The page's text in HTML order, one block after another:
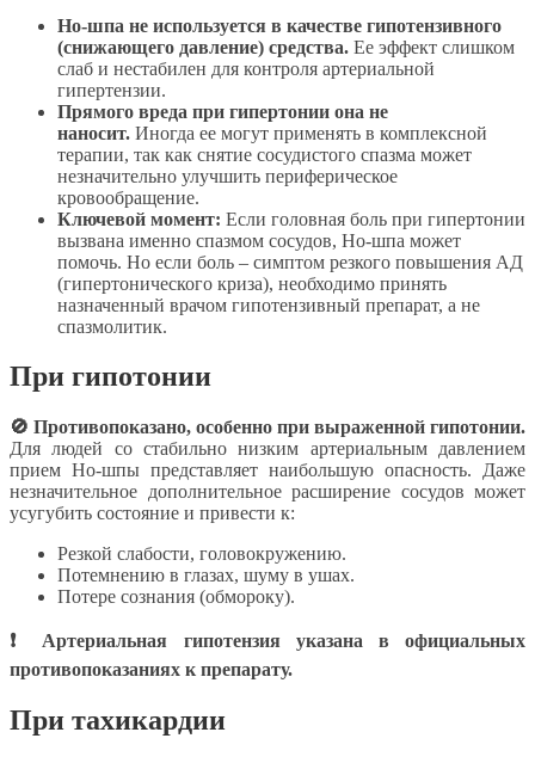
Но-шпа не используется в качестве гипотензивного
(снижающего давление) средства. Ее эффект слишком
слаб и нестабилен для контроля артериальной
гипертензии.
Прямого вреда при гипертонии она не
наносит. Иногда ее могут применять в комплексной
терапии, так как снятие сосудистого спазма может
незначительно улучшить периферическое
кровообращение.
Ключевой момент: Если головная боль при гипертонии
вызвана именно спазмом сосудов, Но-шпа может
помочь. Но если боль – симптом резкого повышения АД
(гипертонического криза), необходимо принять
назначенный врачом гипотензивный препарат, а не
спазмолитик.
При гипотонии
🚫 Противопоказано, особенно при выраженной гипотонии.
Для людей со стабильно низким артериальным давлением
прием Но-шпы представляет наибольшую опасность. Даже
незначительное дополнительное расширение сосудов может
усугубить состояние и привести к:
Резкой слабости, головокружению.
Потемнению в глазах, шуму в ушах.
Потере сознания (обмороку).
❗ Артериальная гипотензия указана в официальных
противопоказаниях к препарату.
При тахикардии